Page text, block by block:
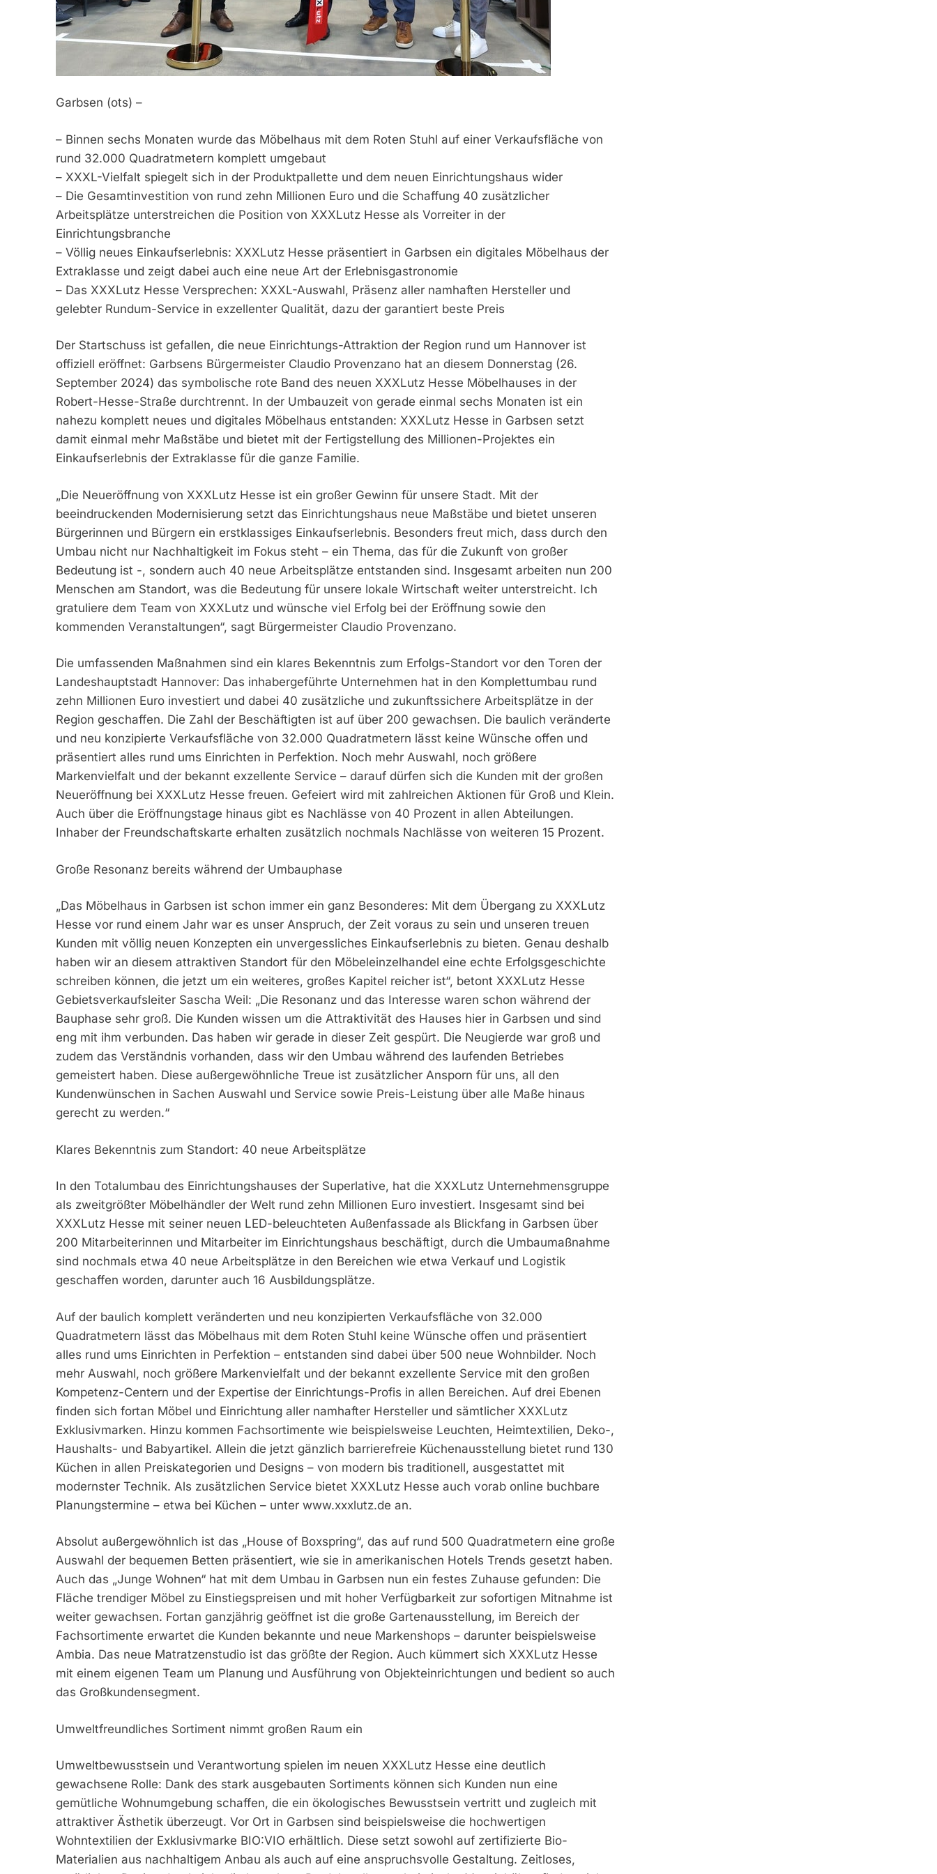
Garbsen (ots) –
– Binnen sechs Monaten wurde das Möbelhaus mit dem Roten Stuhl auf einer Verkaufsfläche von
rund 32.000 Quadratmetern komplett umgebaut
– XXXL-Vielfalt spiegelt sich in der Produktpallette und dem neuen Einrichtungshaus wider
– Die Gesamtinvestition von rund zehn Millionen Euro und die Schaffung 40 zusätzlicher
Arbeitsplätze unterstreichen die Position von XXXLutz Hesse als Vorreiter in der
Einrichtungsbranche
– Völlig neues Einkaufserlebnis: XXXLutz Hesse präsentiert in Garbsen ein digitales Möbelhaus der
Extraklasse und zeigt dabei auch eine neue Art der Erlebnisgastronomie
– Das XXXLutz Hesse Versprechen: XXXL-Auswahl, Präsenz aller namhaften Hersteller und
gelebter Rundum-Service in exzellenter Qualität, dazu der garantiert beste Preis
Der Startschuss ist gefallen, die neue Einrichtungs-Attraktion der Region rund um Hannover ist
offiziell eröffnet: Garbsens Bürgermeister Claudio Provenzano hat an diesem Donnerstag (26.
September 2024) das symbolische rote Band des neuen XXXLutz Hesse Möbelhauses in der
Robert-Hesse-Straße durchtrennt. In der Umbauzeit von gerade einmal sechs Monaten ist ein
nahezu komplett neues und digitales Möbelhaus entstanden: XXXLutz Hesse in Garbsen setzt
damit einmal mehr Maßstäbe und bietet mit der Fertigstellung des Millionen-Projektes ein
Einkaufserlebnis der Extraklasse für die ganze Familie.
„Die Neueröffnung von XXXLutz Hesse ist ein großer Gewinn für unsere Stadt. Mit der
beeindruckenden Modernisierung setzt das Einrichtungshaus neue Maßstäbe und bietet unseren
Bürgerinnen und Bürgern ein erstklassiges Einkaufserlebnis. Besonders freut mich, dass durch den
Umbau nicht nur Nachhaltigkeit im Fokus steht – ein Thema, das für die Zukunft von großer
Bedeutung ist -, sondern auch 40 neue Arbeitsplätze entstanden sind. Insgesamt arbeiten nun 200
Menschen am Standort, was die Bedeutung für unsere lokale Wirtschaft weiter unterstreicht. Ich
gratuliere dem Team von XXXLutz und wünsche viel Erfolg bei der Eröffnung sowie den
kommenden Veranstaltungen“, sagt Bürgermeister Claudio Provenzano.
Die umfassenden Maßnahmen sind ein klares Bekenntnis zum Erfolgs-Standort vor den Toren der
Landeshauptstadt Hannover: Das inhabergeführte Unternehmen hat in den Komplettumbau rund
zehn Millionen Euro investiert und dabei 40 zusätzliche und zukunftssichere Arbeitsplätze in der
Region geschaffen. Die Zahl der Beschäftigten ist auf über 200 gewachsen. Die baulich veränderte
und neu konzipierte Verkaufsfläche von 32.000 Quadratmetern lässt keine Wünsche offen und
präsentiert alles rund ums Einrichten in Perfektion. Noch mehr Auswahl, noch größere
Markenvielfalt und der bekannt exzellente Service – darauf dürfen sich die Kunden mit der großen
Neueröffnung bei XXXLutz Hesse freuen. Gefeiert wird mit zahlreichen Aktionen für Groß und Klein.
Auch über die Eröffnungstage hinaus gibt es Nachlässe von 40 Prozent in allen Abteilungen.
Inhaber der Freundschaftskarte erhalten zusätzlich nochmals Nachlässe von weiteren 15 Prozent.
Große Resonanz bereits während der Umbauphase
„Das Möbelhaus in Garbsen ist schon immer ein ganz Besonderes: Mit dem Übergang zu XXXLutz
Hesse vor rund einem Jahr war es unser Anspruch, der Zeit voraus zu sein und unseren treuen
Kunden mit völlig neuen Konzepten ein unvergessliches Einkaufserlebnis zu bieten. Genau deshalb
haben wir an diesem attraktiven Standort für den Möbeleinzelhandel eine echte Erfolgsgeschichte
schreiben können, die jetzt um ein weiteres, großes Kapitel reicher ist“, betont XXXLutz Hesse
Gebietsverkaufsleiter Sascha Weil: „Die Resonanz und das Interesse waren schon während der
Bauphase sehr groß. Die Kunden wissen um die Attraktivität des Hauses hier in Garbsen und sind
eng mit ihm verbunden. Das haben wir gerade in dieser Zeit gespürt. Die Neugierde war groß und
zudem das Verständnis vorhanden, dass wir den Umbau während des laufenden Betriebes
gemeistert haben. Diese außergewöhnliche Treue ist zusätzlicher Ansporn für uns, all den
Kundenwünschen in Sachen Auswahl und Service sowie Preis-Leistung über alle Maße hinaus
gerecht zu werden.“
Klares Bekenntnis zum Standort: 40 neue Arbeitsplätze
In den Totalumbau des Einrichtungshauses der Superlative, hat die XXXLutz Unternehmensgruppe
als zweitgrößter Möbelhändler der Welt rund zehn Millionen Euro investiert. Insgesamt sind bei
XXXLutz Hesse mit seiner neuen LED-beleuchteten Außenfassade als Blickfang in Garbsen über
200 Mitarbeiterinnen und Mitarbeiter im Einrichtungshaus beschäftigt, durch die Umbaumaßnahme
sind nochmals etwa 40 neue Arbeitsplätze in den Bereichen wie etwa Verkauf und Logistik
geschaffen worden, darunter auch 16 Ausbildungsplätze.
Auf der baulich komplett veränderten und neu konzipierten Verkaufsfläche von 32.000
Quadratmetern lässt das Möbelhaus mit dem Roten Stuhl keine Wünsche offen und präsentiert
alles rund ums Einrichten in Perfektion – entstanden sind dabei über 500 neue Wohnbilder. Noch
mehr Auswahl, noch größere Markenvielfalt und der bekannt exzellente Service mit den großen
Kompetenz-Centern und der Expertise der Einrichtungs-Profis in allen Bereichen. Auf drei Ebenen
finden sich fortan Möbel und Einrichtung aller namhafter Hersteller und sämtlicher XXXLutz
Exklusivmarken. Hinzu kommen Fachsortimente wie beispielsweise Leuchten, Heimtextilien, Deko-,
Haushalts- und Babyartikel. Allein die jetzt gänzlich barrierefreie Küchenausstellung bietet rund 130
Küchen in allen Preiskategorien und Designs – von modern bis traditionell, ausgestattet mit
modernster Technik. Als zusätzlichen Service bietet XXXLutz Hesse auch vorab online buchbare
Planungstermine – etwa bei Küchen – unter www.xxxlutz.de an.
Absolut außergewöhnlich ist das „House of Boxspring“, das auf rund 500 Quadratmetern eine große
Auswahl der bequemen Betten präsentiert, wie sie in amerikanischen Hotels Trends gesetzt haben.
Auch das „Junge Wohnen“ hat mit dem Umbau in Garbsen nun ein festes Zuhause gefunden: Die
Fläche trendiger Möbel zu Einstiegspreisen und mit hoher Verfügbarkeit zur sofortigen Mitnahme ist
weiter gewachsen. Fortan ganzjährig geöffnet ist die große Gartenausstellung, im Bereich der
Fachsortimente erwartet die Kunden bekannte und neue Markenshops – darunter beispielsweise
Ambia. Das neue Matratzenstudio ist das größte der Region. Auch kümmert sich XXXLutz Hesse
mit einem eigenen Team um Planung und Ausführung von Objekteinrichtungen und bedient so auch
das Großkundensegment.
Umweltfreundliches Sortiment nimmt großen Raum ein
Umweltbewusstsein und Verantwortung spielen im neuen XXXLutz Hesse eine deutlich
gewachsene Rolle: Dank des stark ausgebauten Sortiments können sich Kunden nun eine
gemütliche Wohnumgebung schaffen, die ein ökologisches Bewusstsein vertritt und zugleich mit
attraktiver Ästhetik überzeugt. Vor Ort in Garbsen sind beispielsweise die hochwertigen
Wohntextilien der Exklusivmarke BIO:VIO erhältlich. Diese setzt sowohl auf zertifizierte Bio-
Materialien aus nachhaltigem Anbau als auch auf eine anspruchsvolle Gestaltung. Zeitloses,